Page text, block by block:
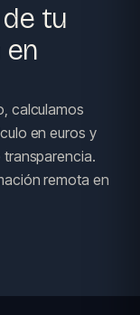
tu
calculamos
en euros y
remota en